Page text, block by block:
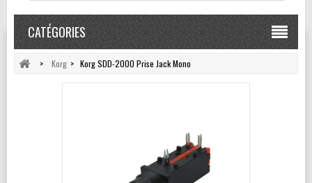
CATÉGORIES
> Korg > Korg SDD-2000 Prise Jack Mono